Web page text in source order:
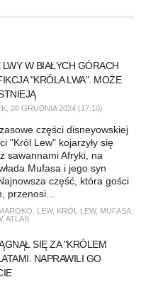
LWY W BIAŁYCH GÓRACH
"KRÓLA LWA". MOŻE
26 GRUDNIA 2024 (17:10)
części disneyowskiej
"Król Lew" kojarzyły się
sawannami Afryki, na
Mufasa i jego syn
część, która gości
przenosi...
LEW, KRÓL LEW, MUFASA:
, ATLAS
SIĘ ZA "KRÓLEM
NAPRAWILI GO